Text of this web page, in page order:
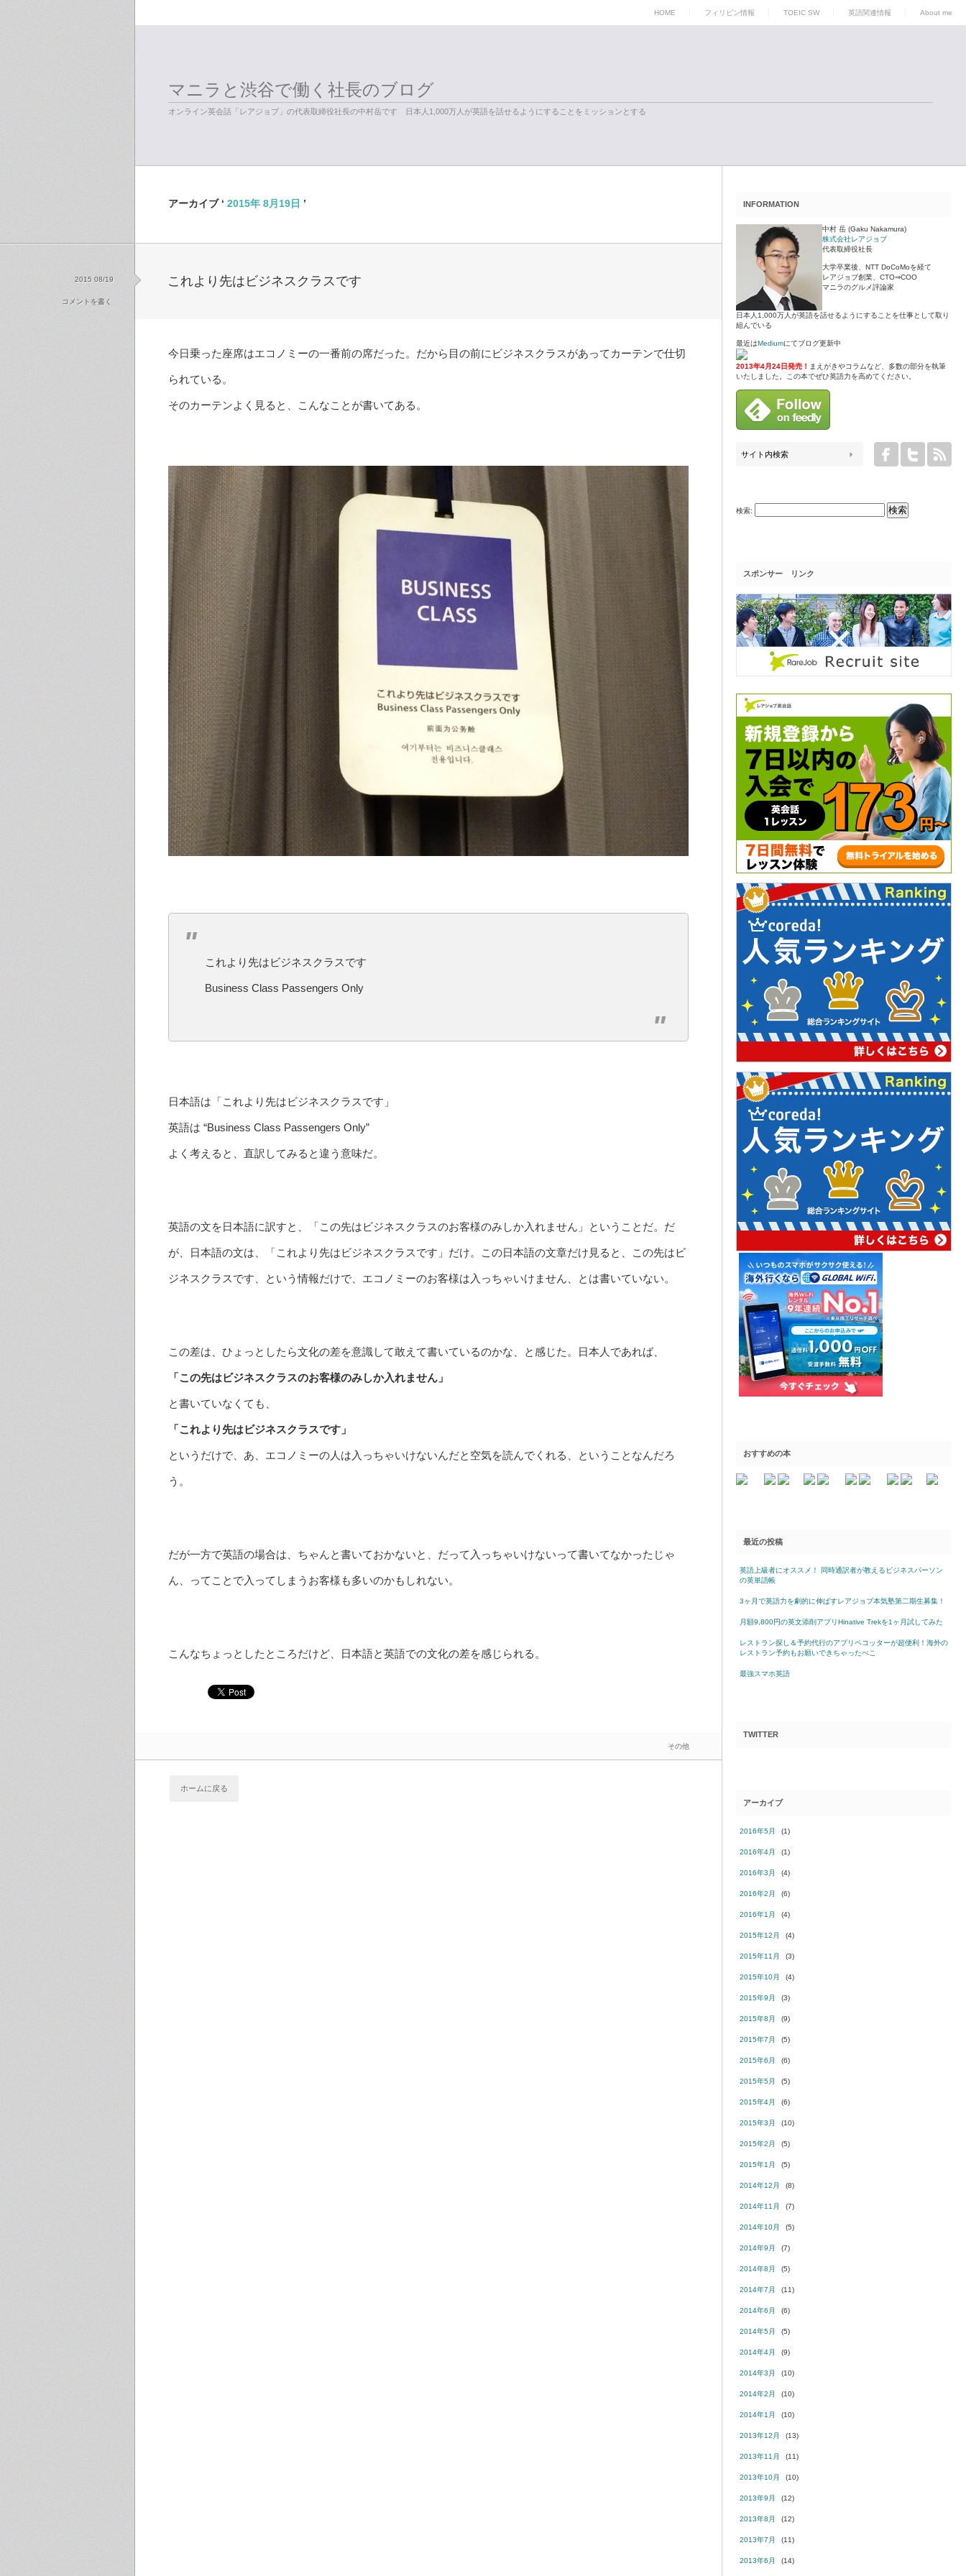
HOME フィリピン情報 TOEIC SW 英語関連情報 About me
マニラと渋谷で働く社長のブログ
オンライン英会話「レアジョブ」の代表取締役社長の中村岳です 日本人1,000万人が英語を話せるようにすることをミッションとする
アーカイブ ‘ 2015年 8月19日 ’
これより先はビジネスクラスです
今日乗った座席はエコノミーの一番前の席だった。だから目の前にビジネスクラスがあってカーテンで仕切
られている。
そのカーテンよく見ると、こんなことが書いてある。
これより先はビジネスクラスです
Business Class Passengers Only
日本語は「これより先はビジネスクラスです」
英語は “Business Class Passengers Only”
よく考えると、直訳してみると違う意味だ。
英語の文を日本語に訳すと、「この先はビジネスクラスのお客様のみしか入れません」ということだ。だ
が、日本語の文は、「これより先はビジネスクラスです」だけ。この日本語の文章だけ見ると、この先はビ
ジネスクラスです、という情報だけで、エコノミーのお客様は入っちゃいけません、とは書いていない。
この差は、ひょっとしたら文化の差を意識して敢えて書いているのかな、と感じた。日本人であれば、
「この先はビジネスクラスのお客様のみしか入れません」
と書いていなくても、
「これより先はビジネスクラスです」
というだけで、あ、エコノミーの人は入っちゃいけないんだと空気を読んでくれる、ということなんだろ
う。
だが一方で英語の場合は、ちゃんと書いておかないと、だって入っちゃいけないって書いてなかったじゃ
ん、ってことで入ってしまうお客様も多いのかもしれない。
こんなちょっとしたところだけど、日本語と英語での文化の差を感じられる。
その他
2015 08/19
コメントを書く
ホームに戻る
INFORMATION
中村 岳 (Gaku Nakamura)
株式会社レアジョブ
代表取締役社長
大学卒業後、NTT DoCoMoを経て
レアジョブ創業、CTO⇒COO
マニラのグルメ評論家
日本人1,000万人が英語を話せるようにすることを仕事として取り
組んでいる
最近はMediumにてブログ更新中
2013年4月24日発売！ まえがきやコラムなど、多数の部分を執筆
いたしました。この本でぜひ英語力を高めてください。
検索:
スポンサー リンク
おすすめの本
最近の投稿
英語上級者にオススメ！ 同時通訳者が教えるビジネスパーソン
の英単語帳
3ヶ月で英語力を劇的に伸ばすレアジョブ本気塾第二期生募集！
月額9,800円の英文添削アプリHinative Trekを1ヶ月試してみた
レストラン探し＆予約代行のアプリペコッターが超便利！海外の
レストラン予約もお願いできちゃったぺこ
最強スマホ英語
TWITTER
アーカイブ
2016年5月 (1)
2016年4月 (1)
2016年3月 (4)
2016年2月 (6)
2016年1月 (4)
2015年12月 (4)
2015年11月 (3)
2015年10月 (4)
2015年9月 (3)
2015年8月 (9)
2015年7月 (5)
2015年6月 (6)
2015年5月 (5)
2015年4月 (6)
2015年3月 (10)
2015年2月 (5)
2015年1月 (5)
2014年12月 (8)
2014年11月 (7)
2014年10月 (5)
2014年9月 (7)
2014年8月 (5)
2014年7月 (11)
2014年6月 (6)
2014年5月 (5)
2014年4月 (9)
2014年3月 (10)
2014年2月 (10)
2014年1月 (10)
2013年12月 (13)
2013年11月 (11)
2013年10月 (10)
2013年9月 (12)
2013年8月 (12)
2013年7月 (11)
2013年6月 (14)